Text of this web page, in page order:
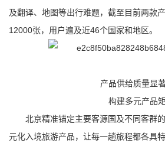
及翻译、地图等出行难题，截至目前两款
12000张，用户遍及近46个国家和地区。
产品供给质量显
构建多元产品
北京精准锚定主要客源国及不同客群的
元化入境旅游产品，让每一趟旅程都各具